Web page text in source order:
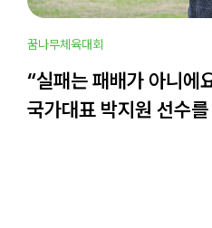
꿈나무체육대회
“실패는 패배가 아니에
국가대표 박지원 선수